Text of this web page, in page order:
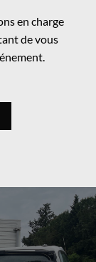
en charge
de vous